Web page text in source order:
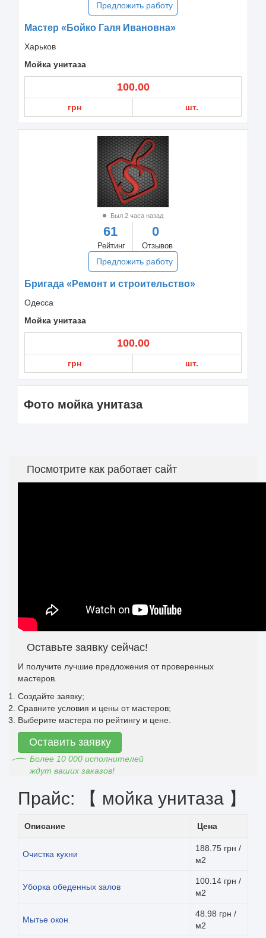
Предложить работу
Мастер «Бойко Галя Ивановна»
Харьков
Мойка унитаза
100.00
грн шт.
Был 2 часа назад
61
Рейтинг
0
Отзывов
Предложить работу
Бригада «Ремонт и строительство»
Одесса
Мойка унитаза
100.00
грн шт.
Фото мойка унитаза
Посмотрите как работает сайт
Оставьте заявку сейчас!
И получите лучшие предложения от проверенных
мастеров.
Создайте заявку;
Сравните условия и цены от мастеров;
Выберите мастера по рейтингу и цене.
Оставить заявку
Более 10 000 исполнителей
ждут ваших заказов!
Прайс: 【 мойка унитаза 】
Описание Цена
Очистка кухни
188.75 грн /
м2
Уборка обеденных залов
100.14 грн /
м2
Мытье окон
48.98 грн /
м2